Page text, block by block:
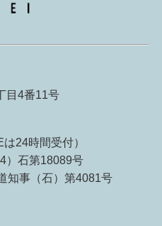
目4番11号
24時間受付）
）石第18089号
知事（石）第4081号